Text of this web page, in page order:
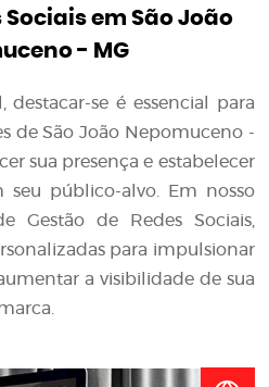
Sociais em São João
- MG
se é essencial para
de São João Nepomuceno -
sua presença e estabelecer
seu público-alvo. Em nosso
Gestão de Redes Sociais,
para impulsionar
a visibilidade de sua